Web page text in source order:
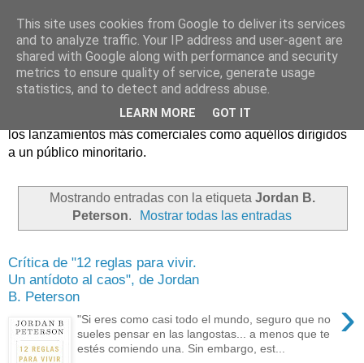
Críticas y reseñas de las principales novedades literarias
editadas en España. En Crítica de libros tienen cabida tanto
los lanzamientos más comerciales como aquéllos dirigidos
a un público minoritario.
Mostrando entradas con la etiqueta Jordan B.
Peterson. Mostrar todas las entradas
Crítica de "12 reglas para vivir.
Un antídoto al caos", de Jordan
B. Peterson
›
"Si eres como casi todo el mundo, seguro que no
sueles pensar en las langostas... a menos que te
estés comiendo una. Sin embargo, est...
This site uses cookies from Google to deliver its services
and to analyze traffic. Your IP address and user-agent are
shared with Google along with performance and security
metrics to ensure quality of service, generate usage
statistics, and to detect and address abuse.
LEARN MORE GOT IT